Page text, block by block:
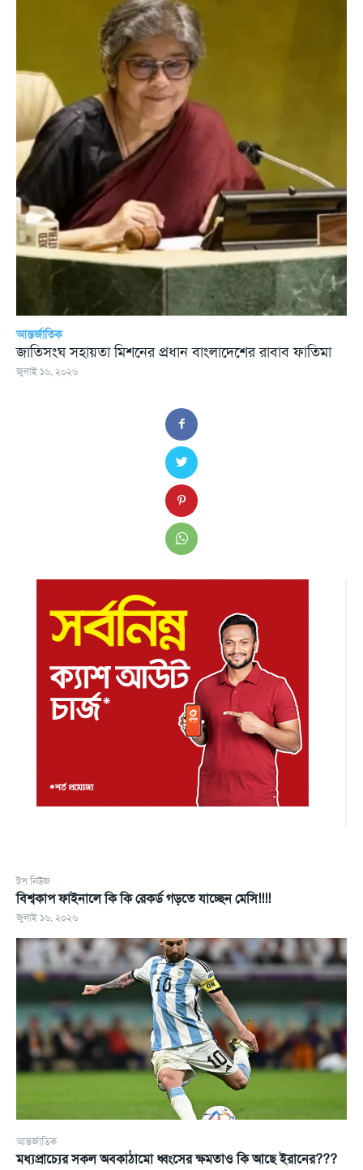
টপ নিউজ
বিশ্বকাপ ফাইনালে কি কি রেকর্ড গড়তে যাচ্ছেন মেসি!!!!
জুলাই ১৬, ২০২৬
আন্তর্জাতিক
মধ্যপ্রাচ্যের সকল অবকাঠামো ধ্বংসের ক্ষমতাও কি আছে ইরানের???
আন্তর্জাতিক
জাতিসংঘ সহায়তা মিশনের প্রধান বাংলাদেশের রাবাব ফাতিমা
জুলাই ১৬, ২০২৬